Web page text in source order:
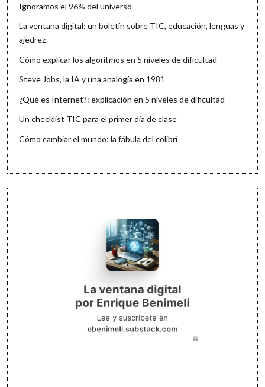
Ignoramos el 96% del universo
La ventana digital: un boletín sobre TIC, educación, lenguas y
ajedrez
Cómo explicar los algoritmos en 5 niveles de dificultad
Steve Jobs, la IA y una analogía en 1981
¿Qué es Internet?: explicación en 5 niveles de dificultad
Un checklist TIC para el primer día de clase
Cómo cambiar el mundo: la fábula del colibrí